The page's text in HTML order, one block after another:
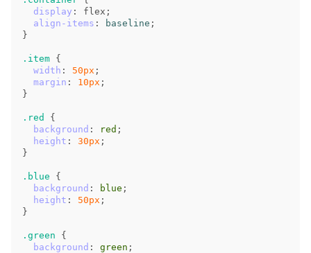
display : flex ;
align-items : baseline ;
}
.item {
width : 50px ;
margin : 10px ;
}
.red
{
background : red ;
height : 30px ;
}
.blue
{
background : blue ;
height : 50px ;
}
.green
{
background : green ;